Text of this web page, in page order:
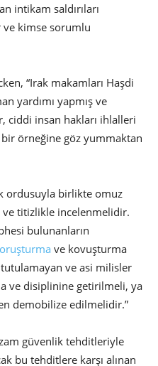
intikam saldırıları
kimse sorumlu
“Irak makamları Haşdi
yardımı yapmış ve
ciddi insan hakları ihlalleri
bir örneğine göz yummaktan
ordusuyla birlikte omuz
titizlikle incelenmelidir.
bulunanların
ve kovuşturma
ve asi milisler
ve disiplinine getirilmeli, ya
demobilize edilmelidir.”
güvenlik tehditleriyle
bu tehditlere karşı alınan